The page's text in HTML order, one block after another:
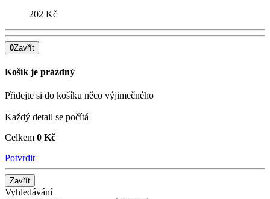
202 Kč
0Zavřít
Košík je prázdný
Přidejte si do košíku něco výjimečného
Každý detail se počítá
Celkem 0 Kč
Potvrdit
Zavřít
Vyhledávání